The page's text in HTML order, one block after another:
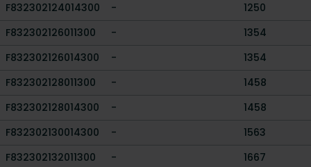
F832302124014300 -
1250
F832302126011300
-
1354
F832302126014300
-
1354
F832302128011300
-
1458
F832302128014300
-
1458
F832302130014300
-
1563
F832302132011300
-
1667